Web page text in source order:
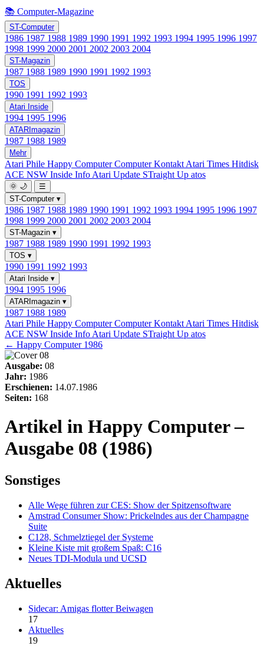
📚 Computer-Magazine
ST-Computer
1986 1987 1988 1989 1990 1991 1992 1993 1994 1995 1996 1997
1998 1999 2000 2001 2002 2003 2004
ST-Magazin
1987 1988 1989 1990 1991 1992 1993
TOS
1990 1991 1992 1993
Atari Inside
1994 1995 1996
ATARImagazin
1987 1988 1989
Mehr
Atari Phile Happy ComputerComputer Kontakt Atari Times Hitdisk
ACE NSW Inside Info Atari Update STraight Up atos
🌞 🌙
☰
ST-Computer ▾
1986 1987 1988 1989 1990 1991 1992 1993 1994 1995 1996 1997
1998 1999 2000 2001 2002 2003 2004
ST-Magazin ▾
1987 1988 1989 1990 1991 1992 1993
TOS ▾
1990 1991 1992 1993
Atari Inside ▾
1994 1995 1996
ATARImagazin ▾
1987 1988 1989
Atari Phile Happy ComputerComputer Kontakt Atari Times Hitdisk
ACE NSW Inside Info Atari Update STraight Up atos
← Happy Computer 1986
Ausgabe: 08
Jahr: 1986
Erschienen: 14.07.1986
Seiten: 168
Artikel in Happy Computer –
Ausgabe 08 (1986)
Sonstiges
Alle Wege führen zur CES: Show der Spitzensoftware
Amstrad Consumer Show: Prickelndes aus der Champagne
Suite
C128, Schmelztiegel der Systeme
Kleine Kiste mit großem Spaß: C16
Neues TDI-Modula und UCSD
Aktuelles
Sidecar: Amigas flotter Beiwagen
17
Aktuelles
19